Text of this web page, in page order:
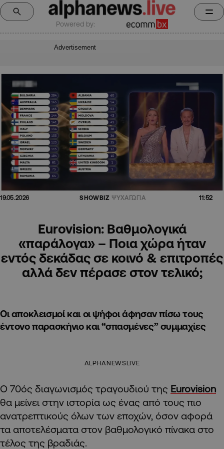
Powered by:
Advertisement
19.05.2026 SHOWBIZ ΨΥΧΑΓΩΓΙΑ 11:52
Eurovision: Βαθμολογικά
«παράλογα» – Ποια χώρα ήταν
εντός δεκάδας σε κοινό & επιτροπές
αλλά δεν πέρασε στον τελικό;
Οι αποκλεισμοί και οι ψήφοι άφησαν πίσω τους
έντονο παρασκήνιο και “σπασμένες” συμμαχίες
ALPHANEWSLIVE
Ο 70ός διαγωνισμός τραγουδιού της Eurovision
θα μείνει στην ιστορία ως ένας από τους πιο
ανατρεπτικούς όλων των εποχών, όσον αφορά
τα αποτελέσματα στον βαθμολογικό πίνακα στο
τέλος της βραδιάς.